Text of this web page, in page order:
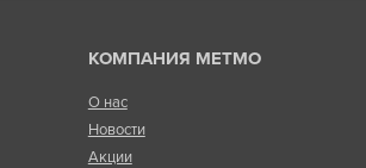
КОМПАНИЯ МЕТМО
О нас
Новости
Акции